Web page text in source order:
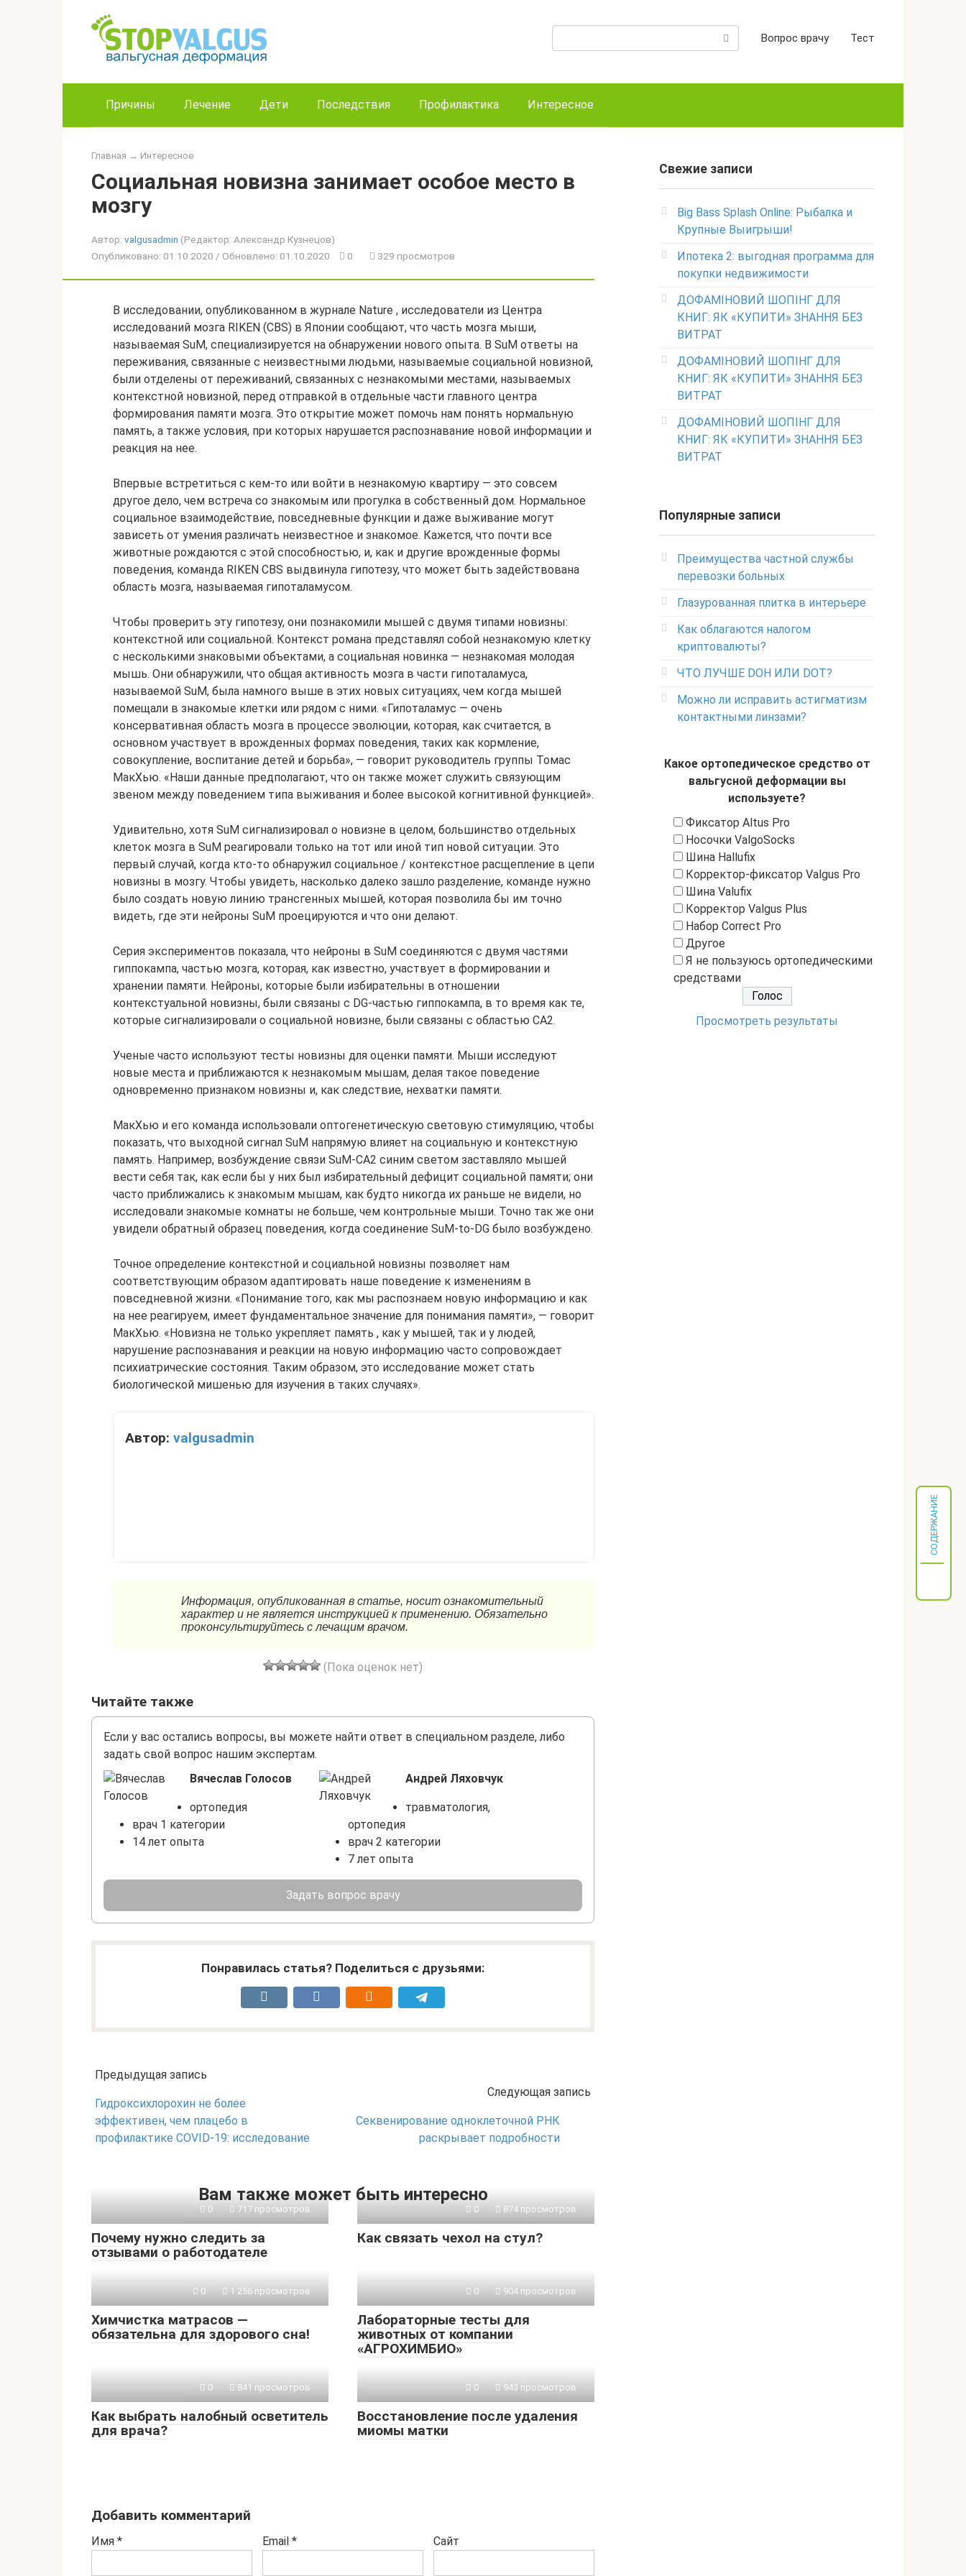
Вопрос врачу Тест
Причины Лечение Дети Последствия Профилактика Интересное
Главная → Интересное
Социальная новизна занимает особое место в
мозгу
Автор: valgusadmin (Редактор: Александр Кузнецов)
Опубликовано: 01.10.2020 / Обновлено: 01.10.2020
0 329 просмотров
В исследовании, опубликованном в журнале Nature , исследователи из Центра
исследований мозга RIKEN (CBS) в Японии сообщают, что часть мозга мыши,
называемая SuM, специализируется на обнаружении нового опыта. В SuM ответы на
переживания, связанные с неизвестными людьми, называемые социальной новизной,
были отделены от переживаний, связанных с незнакомыми местами, называемых
контекстной новизной, перед отправкой в ​​отдельные части главного центра
формирования памяти мозга. Это открытие может помочь нам понять нормальную
память, а также условия, при которых нарушается распознавание новой информации и
реакция на нее.
Впервые встретиться с кем-то или войти в незнакомую квартиру — это совсем
другое дело, чем встреча со знакомым или прогулка в собственный дом. Нормальное
социальное взаимодействие, повседневные функции и даже выживание могут
зависеть от умения различать неизвестное и знакомое. Кажется, что почти все
животные рождаются с этой способностью, и, как и другие врожденные формы
поведения, команда RIKEN CBS выдвинула гипотезу, что может быть задействована
область мозга, называемая гипоталамусом.
Чтобы проверить эту гипотезу, они познакомили мышей с двумя типами новизны:
контекстной или социальной. Контекст романа представлял собой незнакомую клетку
с несколькими знаковыми объектами, а социальная новинка — незнакомая молодая
мышь. Они обнаружили, что общая активность мозга в части гипоталамуса,
называемой SuM, была намного выше в этих новых ситуациях, чем когда мышей
помещали в знакомые клетки или рядом с ними. «Гипоталамус — очень
консервативная область мозга в процессе эволюции, которая, как считается, в
основном участвует в врожденных формах поведения, таких как кормление,
совокупление, воспитание детей и борьба», — говорит руководитель группы Томас
МакХью. «Наши данные предполагают, что он также может служить связующим
звеном между поведением типа выживания и более высокой когнитивной функцией».
Удивительно, хотя SuM сигнализировал о новизне в целом, большинство отдельных
клеток мозга в SuM реагировали только на тот или иной тип новой ситуации. Это
первый случай, когда кто-то обнаружил социальное / контекстное расщепление в цепи
новизны в мозгу. Чтобы увидеть, насколько далеко зашло разделение, команде нужно
было создать новую линию трансгенных мышей, которая позволила бы им точно
видеть, где эти нейроны SuM проецируются и что они делают.
Серия экспериментов показала, что нейроны в SuM соединяются с двумя частями
гиппокампа, частью мозга, которая, как известно, участвует в формировании и
хранении памяти. Нейроны, которые были избирательны в отношении
контекстуальной новизны, были связаны с DG-частью гиппокампа, в то время как те,
которые сигнализировали о социальной новизне, были связаны с областью CA2.
Ученые часто используют тесты новизны для оценки памяти. Мыши исследуют
новые места и приближаются к незнакомым мышам, делая такое поведение
одновременно признаком новизны и, как следствие, нехватки памяти.
МакХью и его команда использовали оптогенетическую световую стимуляцию, чтобы
показать, что выходной сигнал SuM напрямую влияет на социальную и контекстную
память. Например, возбуждение связи SuM-CA2 синим светом заставляло мышей
вести себя так, как если бы у них был избирательный дефицит социальной памяти; они
часто приближались к знакомым мышам, как будто никогда их раньше не видели, но
исследовали знакомые комнаты не больше, чем контрольные мыши. Точно так же они
увидели обратный образец поведения, когда соединение SuM-to-DG было возбуждено.
Точное определение контекстной и социальной новизны позволяет нам
соответствующим образом адаптировать наше поведение к изменениям в
повседневной жизни. «Понимание того, как мы распознаем новую информацию и как
на нее реагируем, имеет фундаментальное значение для понимания памяти», — говорит
МакХью. «Новизна не только укрепляет память , как у мышей, так и у людей,
нарушение распознавания и реакции на новую информацию часто сопровождает
психиатрические состояния. Таким образом, это исследование может стать
биологической мишенью для изучения в таких случаях».
Автор: valgusadmin
(Пока оценок нет)
Читайте также
Если у вас остались вопросы, вы можете найти ответ в специальном разделе, либо
задать свой вопрос нашим экспертам.
Вячеслав Голосов
ортопедия
врач 1 категории
14 лет опыта
Андрей Ляховчук
травматология,
ортопедия
врач 2 категории
7 лет опыта
Задать вопрос врачу
Понравилась статья? Поделиться с друзьями:
Предыдущая запись
Гидроксихлорохин не более
эффективен, чем плацебо в
профилактике COVID-19: исследование
Следующая запись
Секвенирование одноклеточной РНК
раскрывает подробности
Вам также может быть интересно
0 717 просмотров
Почему нужно следить за
отзывами о работодателе
0 874 просмотров
Как связать чехол на стул?
0 1 256 просмотров
Химчистка матрасов —
обязательна для здорового сна!
0 904 просмотров
Лабораторные тесты для
животных от компании
«АГРОХИМБИО»
0 841 просмотров
Как выбрать налобный осветитель
для врача?
0 943 просмотров
Восстановление после удаления
миомы матки
Добавить комментарий
Имя * Email * Сайт
СОДЕРЖАНИЕ
Свежие записи
Big Bass Splash Online: Рыбалка и
Крупные Выигрыши!
Ипотека 2: выгодная программа для
покупки недвижимости
ДОФАМІНОВИЙ ШОПІНГ ДЛЯ
КНИГ: ЯК «КУПИТИ» ЗНАННЯ БЕЗ
ВИТРАТ
ДОФАМІНОВИЙ ШОПІНГ ДЛЯ
КНИГ: ЯК «КУПИТИ» ЗНАННЯ БЕЗ
ВИТРАТ
ДОФАМІНОВИЙ ШОПІНГ ДЛЯ
КНИГ: ЯК «КУПИТИ» ЗНАННЯ БЕЗ
ВИТРАТ
Популярные записи
Преимущества частной службы
перевозки больных
Глазурованная плитка в интерьере
Как облагаются налогом
криптовалюты?
ЧТО ЛУЧШЕ DOH ИЛИ DOT?
Можно ли исправить астигматизм
контактными линзами?
Какое ортопедическое средство от
вальгусной деформации вы
используете?
Фиксатор Altus Pro
Носочки ValgoSocks
Шина Hallufix
Корректор-фиксатор Valgus Pro
Шина Valufix
Корректор Valgus Plus
Набор Correct Pro
Другое
Я не пользуюсь ортопедическими
средствами
Просмотреть результаты